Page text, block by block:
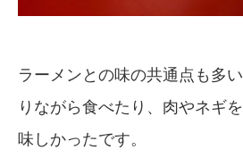
ラーメンとの味の共通点も多
りながら食べたり、肉やネギ
味しかったです。